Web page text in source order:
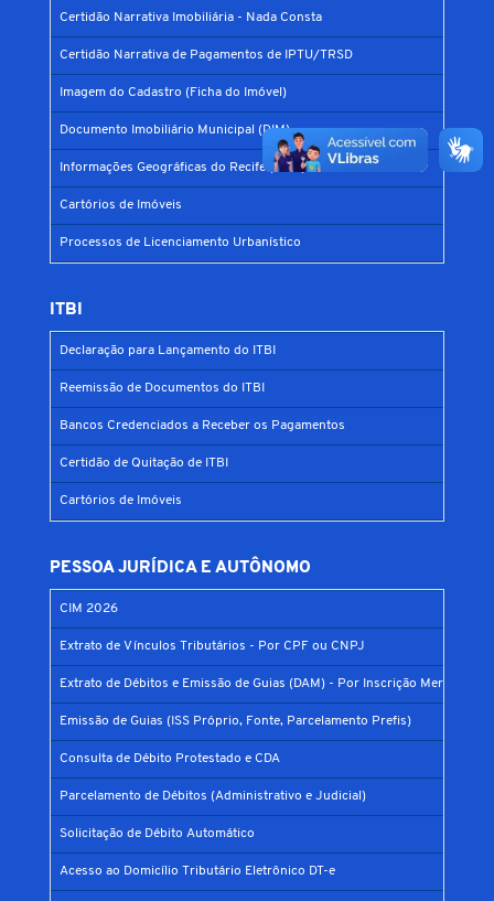
Certidão Narrativa Imobiliária - Nada Consta
Certidão Narrativa de Pagamentos de IPTU/TRSD
Imagem do Cadastro (Ficha do Imóvel)
Documento Imobiliário Municipal (DIM)
Informações Geográficas do Recife (ESIG)
Cartórios de Imóveis
Processos de Licenciamento Urbanístico
ITBI
Declaração para Lançamento do ITBI
Reemissão de Documentos do ITBI
Bancos Credenciados a Receber os Pagamentos
Certidão de Quitação de ITBI
Cartórios de Imóveis
PESSOA JURÍDICA E AUTÔNOMO
CIM 2026
Extrato de Vínculos Tributários - Por CPF ou CNPJ
Extrato de Débitos e Emissão de Guias (DAM) - Por Inscrição Mercantil
Emissão de Guias (ISS Próprio, Fonte, Parcelamento Prefis)
Consulta de Débito Protestado e CDA
Parcelamento de Débitos (Administrativo e Judicial)
Solicitação de Débito Automático
Acesso ao Domicílio Tributário Eletrônico DT-e